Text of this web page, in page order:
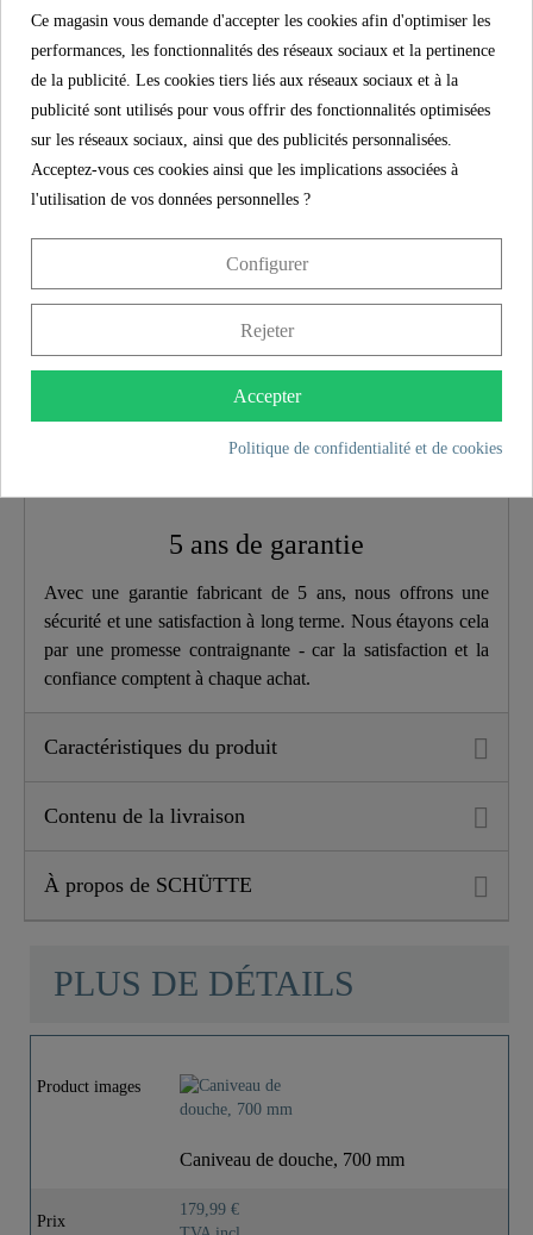
SCHÜTTE
Couleur Acier Inoxydable
CARACTÉRISTIQUES
5 ans de garantie
5 ans de garantie
Avec une garantie fabricant de 5 ans, nous offrons une
sécurité et une satisfaction à long terme. Nous étayons cela
par une promesse contraignante - car la satisfaction et la
confiance comptent à chaque achat.
Caractéristiques du produit
Contenu de la livraison
À propos de SCHÜTTE
PLUS DE DÉTAILS
Product images
Caniveau de douche, 700 mm
Prix
179,99 €
Ce magasin vous demande d'accepter les cookies afin d'optimiser les
performances, les fonctionnalités des réseaux sociaux et la pertinence
de la publicité. Les cookies tiers liés aux réseaux sociaux et à la
publicité sont utilisés pour vous offrir des fonctionnalités optimisées
sur les réseaux sociaux, ainsi que des publicités personnalisées.
Acceptez-vous ces cookies ainsi que les implications associées à
l'utilisation de vos données personnelles ?
Configurer
Rejeter
Accepter
Politique de confidentialité et de cookies